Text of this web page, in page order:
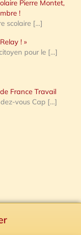
Pierre Montet,
!
scolaire […]
! »
pour le […]
France Travail
vous Cap […]